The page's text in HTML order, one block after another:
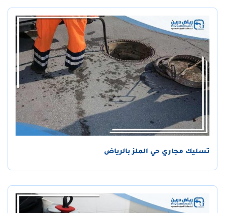
تسليك مجاري حي الملز بالرياض